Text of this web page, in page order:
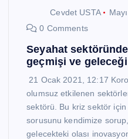
Cevdet USTA
0 Comments
Seyahat
geçmişi ve
21 Ocak 2021, 12:17
olumsuz etkilenen
sektörü. Bu kriz sektör
sorusunu kendimize
gelecekteki olası